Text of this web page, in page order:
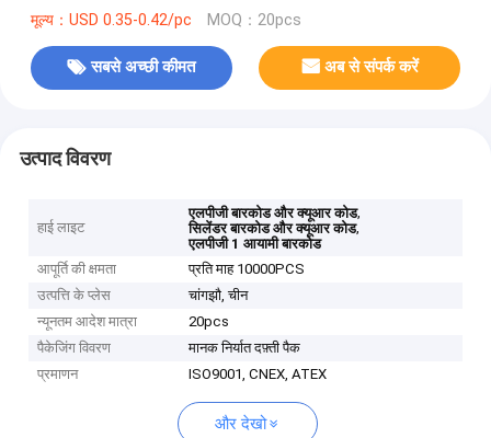
मूल्य：USD 0.35-0.42/pc MOQ：20pcs
सबसे अच्छी कीमत अब से संपर्क करें
उत्पाद विवरण
हाई लाइट
एलपीजी बारकोड और क्यूआर कोड,
सिलेंडर बारकोड और क्यूआर कोड,
एलपीजी 1 आयामी बारकोड
आपूर्ति की क्षमता
प्रति माह 10000PCS
उत्पत्ति के प्लेस
चांगझौ, चीन
न्यूनतम आदेश मात्रा
20pcs
पैकेजिंग विवरण
मानक निर्यात दफ़्ती पैक
प्रमाणन
ISO9001, CNEX, ATEX
और देखो